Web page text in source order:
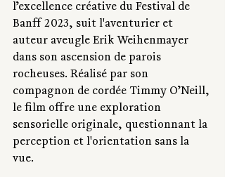
l’excellence créative du Festival de
Banff 2023, suit l'aventurier et
auteur aveugle Erik Weihenmayer
dans son ascension de parois
rocheuses. Réalisé par son
compagnon de cordée Timmy O’Neill,
le film offre une exploration
sensorielle originale, questionnant la
perception et l'orientation sans la
vue.